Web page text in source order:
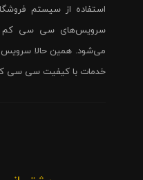
استفاده از سیستم
سرویس‌های سی سی کم
می‌شود. همین حالا سرویس
خدمات با کیفیت سی سی